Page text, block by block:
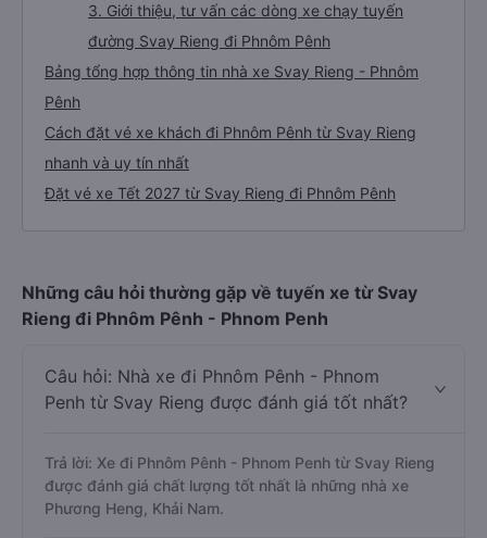
3. Giới thiệu, tư vấn các dòng xe chạy tuyến
đường Svay Rieng đi Phnôm Pênh
Bảng tổng hợp thông tin nhà xe Svay Rieng - Phnôm
Pênh
Cách đặt vé xe khách đi Phnôm Pênh từ Svay Rieng
nhanh và uy tín nhất
Đặt vé xe Tết 2027 từ Svay Rieng đi Phnôm Pênh
Những câu hỏi thường gặp về tuyến xe từ Svay
Rieng đi Phnôm Pênh - Phnom Penh
Câu hỏi: Nhà xe đi Phnôm Pênh - Phnom
Penh từ Svay Rieng được đánh giá tốt nhất?
Trả lời: Xe đi Phnôm Pênh - Phnom Penh từ Svay Rieng
được đánh giá chất lượng tốt nhất là những nhà xe
Phương Heng, Khải Nam.